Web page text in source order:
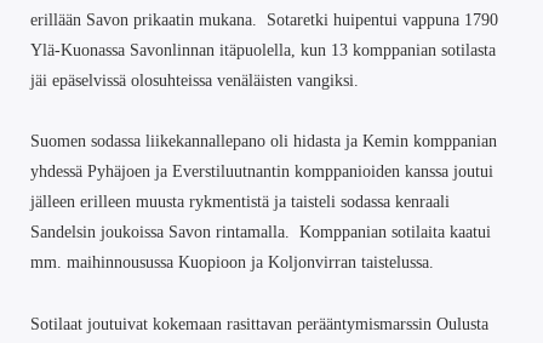
erillään Savon prikaatin mukana. Sotaretki huipentui vappuna 1790
Ylä-Kuonassa Savonlinnan itäpuolella, kun 13 komppanian sotilasta
jäi epäselvissä olosuhteissa venäläisten vangiksi.
Suomen sodassa liikekannallepano oli hidasta ja Kemin komppanian
yhdessä Pyhäjoen ja Everstiluutnantin komppanioiden kanssa joutui
jälleen erilleen muusta rykmentistä ja taisteli sodassa kenraali
Sandelsin joukoissa Savon rintamalla. Komppanian sotilaita kaatui
mm. maihinnousussa Kuopioon ja Koljonvirran taistelussa.
Sotilaat joutuivat kokemaan rasittavan perääntymismarssin Oulusta